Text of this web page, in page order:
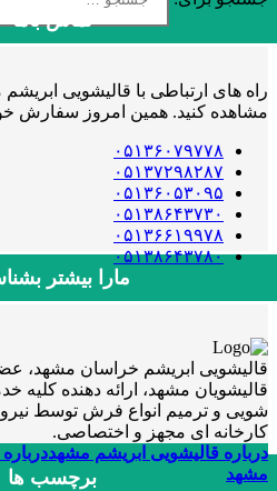
تماس باما
راه های ارتباطی با قالیشویی
مشاهده کنید. همین امروز سفارش
۰۵۱۳۶۰۷۹۷۷۸
۰۵۱۳۷۲۹۸۲۸۷
۰۵۱۳۶۰۵۳۰۹۵
۰۵۱۳۸۶۴۳۷۳۰
۰۵۱۳۶۶۱۹۹۷۸
۰۵۱۳۸۶۴۳۷۸۰
مارا بیشتر
قالیشویی ابریشم خراسان مشهد،
قالیشویان مشهد، ارائه دهنده کلیه
شویی و ترمیم انواع فرش توسط
کارخانه ای مجهز و اختصاصی.
درباره قالیشویی ابریشم مشهد
مشهد
برچسب ها